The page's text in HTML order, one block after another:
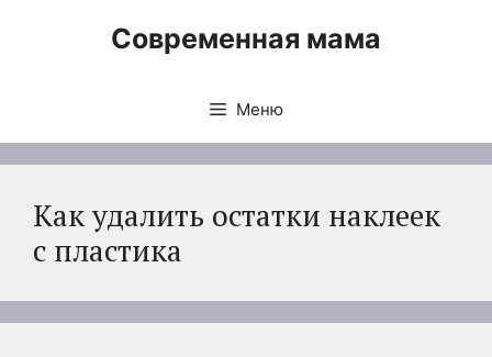
Современная мама
Меню
Как удалить остатки наклеек
с пластика